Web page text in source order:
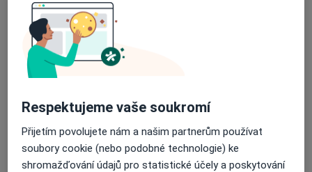
Psychiatrická ambulance
Jaselská 146, Mladá Boleslav
se otevře v nové záložce
Dostupnost
Na této adrese online kalendář není aktivní
Co mám v takové situaci udělat?
Respektujeme vaše soukromí
Přijetím povolujete nám a našim partnerům používat
soubory cookie (nebo podobné technologie) ke
shromažďování údajů pro statistické účely a poskytování